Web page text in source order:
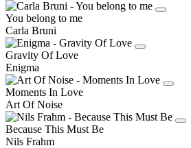
You belong to me
Carla Bruni
Gravity Of Love
Enigma
Moments In Love
Art Of Noise
Because This Must Be
Nils Frahm